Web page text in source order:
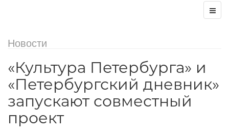
Новости
«Культура Петербурга» и
«Петербургский дневник»
запускают совместный
проект